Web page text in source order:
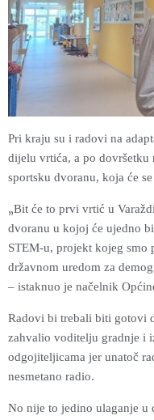
Pri kraju su i radovi na
dijelu vrtića, a po
sportsku dvoranu, koja će
„Bit će to prvi vrtić u
dvoranu u kojoj će ujedno
STEM-u, projekt kojeg smo
državnom uredom za
– istaknuo je načelnik
Radovi bi trebali biti gotovi
zahvalio voditelju gradnje i
odgojiteljicama jer unatoč
nesmetano radio.
No nije to jedino ulaganje u